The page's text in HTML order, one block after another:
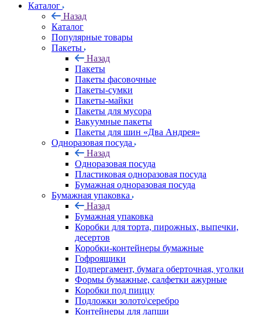
Каталог
Назад
Каталог
Популярные товары
Пакеты
Назад
Пакеты
Пакеты фасовочные
Пакеты-сумки
Пакеты-майки
Пакеты для мусора
Вакуумные пакеты
Пакеты для шин «Два Андрея»
Одноразовая посуда
Назад
Одноразовая посуда
Пластиковая одноразовая посуда
Бумажная одноразовая посуда
Бумажная упаковка
Назад
Бумажная упаковка
Коробки для торта, пирожных, выпечки,
десертов
Коробки-контейнеры бумажные
Гофроящики
Подпергамент, бумага оберточная, уголки
Формы бумажные, салфетки ажурные
Коробки под пиццу
Подложки золото\серебро
Контейнеры для лапши